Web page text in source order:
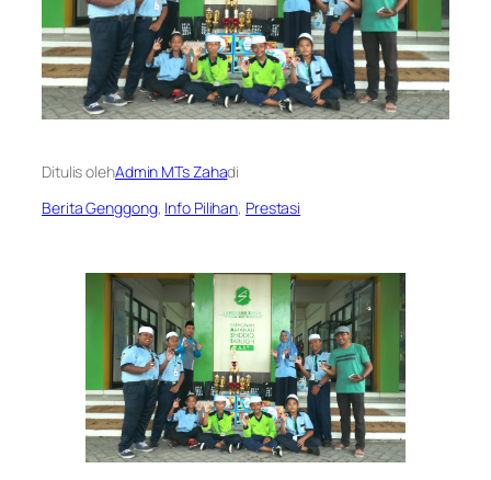
Ditulis olehAdmin MTs Zahadi
Berita Genggong, Info Pilihan, Prestasi